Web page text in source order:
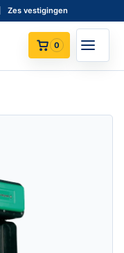
Zes vestigingen
0